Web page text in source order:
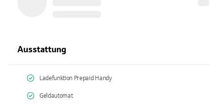
Ausstattung
Ladefunktion Prepaid Handy
Geldautomat